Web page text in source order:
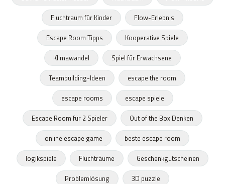
Fluchtraum für Kinder
Flow-Erlebnis
Escape Room Tipps
Kooperative Spiele
Klimawandel
Spiel für Erwachsene
Teambuilding-Ideen
escape the room
escape rooms
escape spiele
Escape Room für 2 Spieler
Out of the Box Denken
online escape game
beste escape room
logikspiele
Fluchträume
Geschenkgutscheinen
Problemlösung
3D puzzle